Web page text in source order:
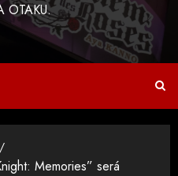
OTAKU.
Memories” será